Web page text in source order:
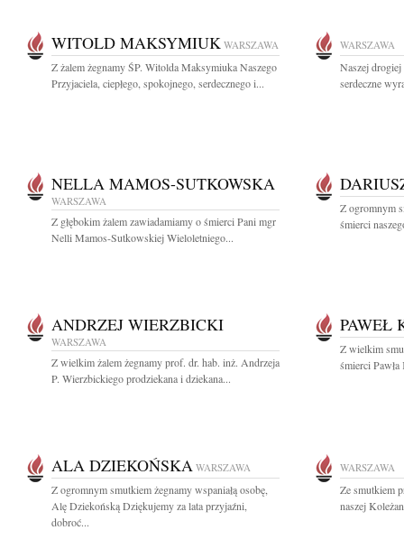
WITOLD MAKSYMIUK WARSZAWA
Z żalem żegnamy ŚP. Witolda Maksymiuka Naszego
Przyjaciela, ciepłego, spokojnego, serdecznego i...
WARSZAWA
Naszej
serdeczne
NELLA MAMOS-SUTKOWSKA
WARSZAWA
Z głębokim żalem zawiadamiamy o śmierci Pani mgr
Nelli Mamos-Sutkowskiej Wieloletniego...
Z ogromnym
śmierci
ANDRZEJ WIERZBICKI
WARSZAWA
Z wielkim żalem żegnamy prof. dr. hab. inż. Andrzeja
P. Wierzbickiego prodziekana i dziekana...
PAWEŁ
Z wielkim
śmierci
ALA DZIEKOŃSKA WARSZAWA
Z ogromnym smutkiem żegnamy wspaniałą osobę,
Alę Dziekońską Dziękujemy za lata przyjaźni,
dobroć...
WARSZAWA
Ze smutkiem
naszej